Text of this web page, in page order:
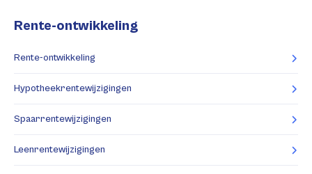
Rente-ontwikkeling
Rente-ontwikkeling
Hypotheekrentewijzigingen
Spaarrentewijzigingen
Leenrentewijzigingen